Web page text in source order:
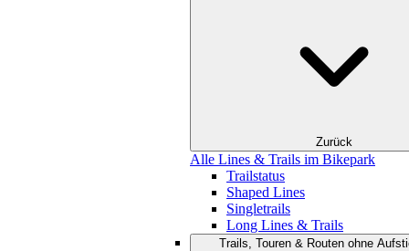
Zurück
Alle Lines & Trails im Bikepark
Trailstatus
Shaped Lines
Singletrails
Long Lines & Trails
Trails, Touren & Routen ohne